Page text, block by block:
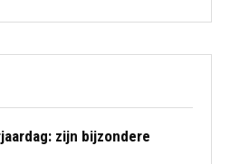
zijn bijzondere